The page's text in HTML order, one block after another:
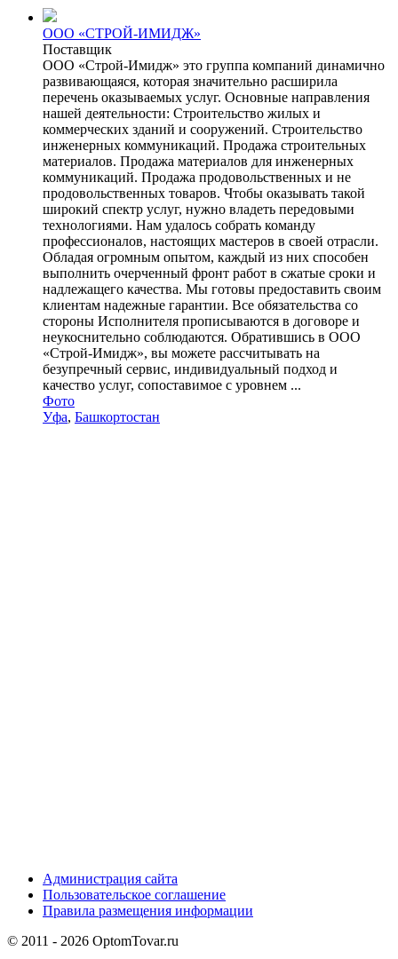
ООО «СТРОЙ-ИМИДЖ»
Поставщик
ООО «Строй-Имидж» это группа компаний динамично
развивающаяся, которая значительно расширила
перечень оказываемых услуг. Основные направления
нашей деятельности: Строительство жилых и
коммерческих зданий и сооружений. Строительство
инженерных коммуникаций. Продажа строительных
материалов. Продажа материалов для инженерных
коммуникаций. Продажа продовольственных и не
продовольственных товаров. Чтобы оказывать такой
широкий спектр услуг, нужно владеть передовыми
технологиями. Нам удалось собрать команду
профессионалов, настоящих мастеров в своей отрасли.
Обладая огромным опытом, каждый из них способен
выполнить очерченный фронт работ в сжатые сроки и
надлежащего качества. Мы готовы предоставить своим
клиентам надежные гарантии. Все обязательства со
стороны Исполнителя прописываются в договоре и
неукоснительно соблюдаются. Обратившись в ООО
«Строй-Имидж», вы можете рассчитывать на
безупречный сервис, индивидуальный подход и
качество услуг, сопоставимое с уровнем ...
Фото
Уфа, Башкортостан
Администрация сайта
Пользовательское соглашение
Правила размещения информации
© 2011 - 2026 OptomTovar.ru